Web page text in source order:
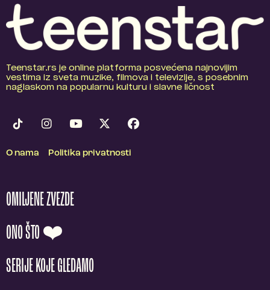
Teenstar.rs je online platforma posvećena najnovijim
vestima iz sveta muzike, filmova i televizije, s posebnim
naglaskom na popularnu kulturu i slavne ličnost
O nama Politika privatnosti
OMILJENE ZVEZDE
ONO ŠTO ❤️
SERIJE KOJE GLEDAMO